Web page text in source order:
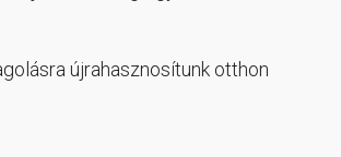
újrahasznosítunk otthon